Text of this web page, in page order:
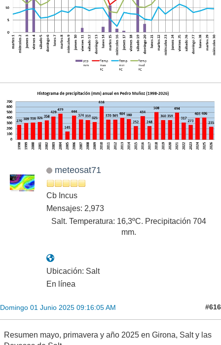
meteosat71
Cb Incus
Mensajes: 2,973
Salt. Temperatura: 16,3ºC. Precipitación 704
mm.
Ubicación: Salt
En línea
Domingo 01 Junio 2025 09:16:05 AM #616
Resumen mayo, primavera y año 2025 en Girona, Salt y las